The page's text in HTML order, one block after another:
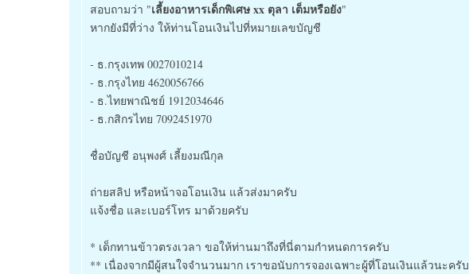
สอบถามว่า "เลี้ยงอาหารเด็กพิเศษ xx ตุลา เต็มหรือยัง"
หากยังมีที่ว่าง ให้ท่านโอนเงินไปที่หมายเลขบัญชี
- ธ.กรุงเทพ 0027010214
- ธ.กรุงไทย 4620056766
- ธ.ไทยพาณิชย์ 1912034646
- ธ.กสิกรไทย 7092451970
ชื่อบัญชี อนุพงศ์ เลี้ยงมณีกุล
ถ่ายสลิป หรือหน้าจอโอนเงิน แล้วส่งมาครับ
แจ้งชื่อ และเบอร์โทร มาด้วยครับ
* เด็กทานข้าวตรงเวลา ขอให้ท่านมาถึงที่นี่ตามกำหนดการครับ
** เนื่องจากมีผู้สนใจจำนวนมาก เราขอนับการจองเฉพาะผู้ที่โอนเงินแล้วนะครับ